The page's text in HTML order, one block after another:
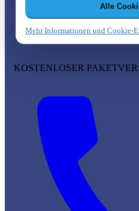
Alle
Mehr Informationen und Cookie-
KOSTENLOSER